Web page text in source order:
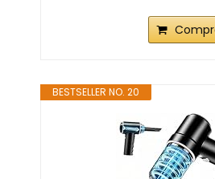
BESTSELLER NO. 20